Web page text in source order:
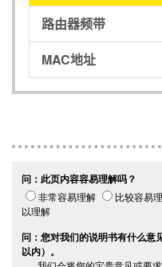
路由器频带
MAC地址